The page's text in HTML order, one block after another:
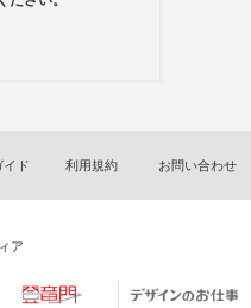
イド 利用規約 お問い合わせ
ア